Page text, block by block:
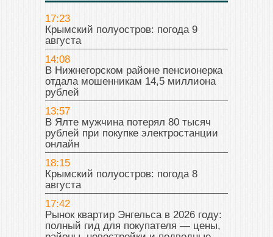
17:23
Крымский полуостров: погода 9
августа
14:08
В Нижнегорском районе пенсионерка
отдала мошенникам 14,5 миллиона
рублей
13:57
В Ялте мужчина потерял 80 тысяч
рублей при покупке электростанции
онлайн
18:15
Крымский полуостров: погода 8
августа
17:42
Рынок квартир Энгельса в 2026 году:
полный гид для покупателя — цены,